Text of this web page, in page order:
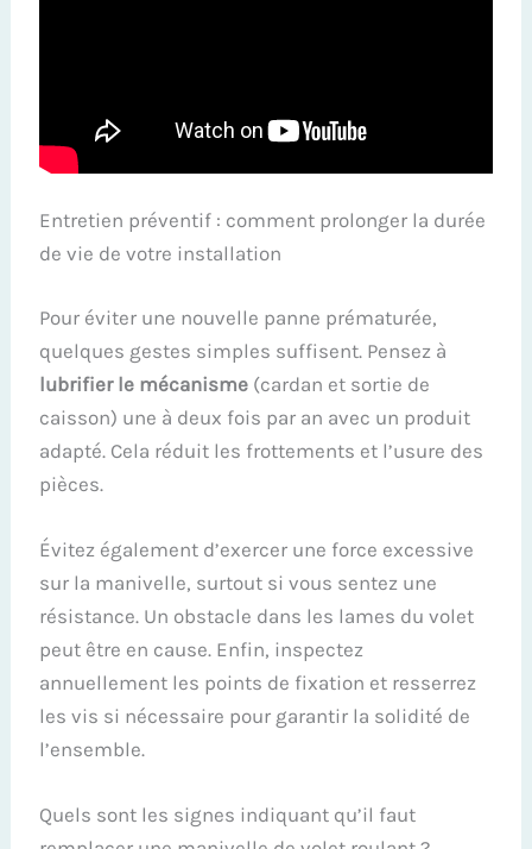
Entretien préventif : comment prolonger la durée
de vie de votre installation
Pour éviter une nouvelle panne prématurée,
quelques gestes simples suffisent. Pensez à
lubrifier le mécanisme (cardan et sortie de
caisson) une à deux fois par an avec un produit
adapté. Cela réduit les frottements et l’usure des
pièces.
Évitez également d’exercer une force excessive
sur la manivelle, surtout si vous sentez une
résistance. Un obstacle dans les lames du volet
peut être en cause. Enfin, inspectez
annuellement les points de fixation et resserrez
les vis si nécessaire pour garantir la solidité de
l’ensemble.
Quels sont les signes indiquant qu’il faut